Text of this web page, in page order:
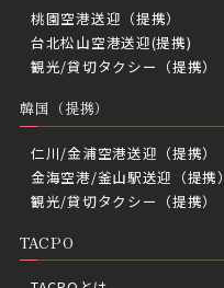
桃園空港送迎（提携）
台北松山空港送迎(提携)
観光/貸切タクシー（提携）
韓国（提携）
仁川/金浦空港送迎（提携）
金海空港/釜山駅送迎（提携）
観光/貸切タクシー（提携）
TACPO